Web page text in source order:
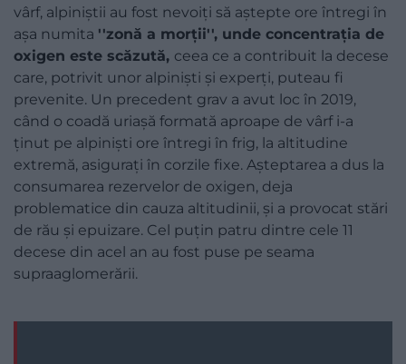
vârf, alpiniștii au fost nevoiți să aștepte ore întregi în
așa numita ''zonă a morții'', unde concentrația de
oxigen este scăzută, ceea ce a contribuit la decese
care, potrivit unor alpiniști și experți, puteau fi
prevenite. Un precedent grav a avut loc în 2019,
când o coadă uriașă formată aproape de vârf i-a
ținut pe alpiniști ore întregi în frig, la altitudine
extremă, asigurați în corzile fixe. Așteptarea a dus la
consumarea rezervelor de oxigen, deja
problematice din cauza altitudinii, și a provocat stări
de rău și epuizare. Cel puțin patru dintre cele 11
decese din acel an au fost puse pe seama
supraaglomerării.